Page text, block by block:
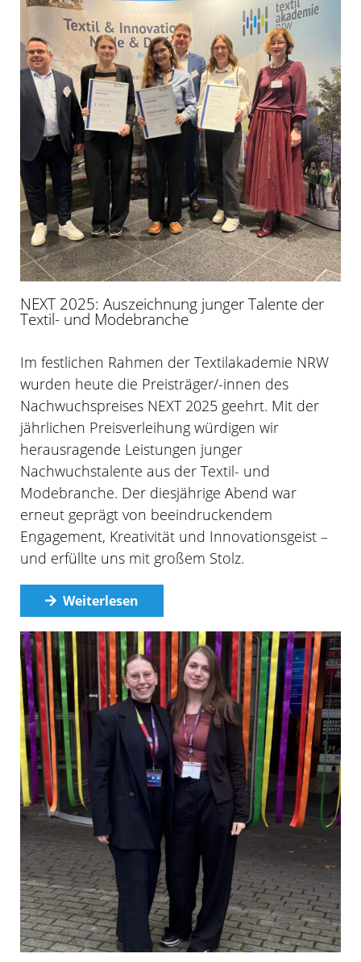
NEXT 2025: Auszeichnung junger Talente der
Textil- und Modebranche
Im festlichen Rahmen der Textilakademie NRW
wurden heute die Preisträger/-innen des
Nachwuchspreises NEXT 2025 geehrt. Mit der
jährlichen Preisverleihung würdigen wir
herausragende Leistungen junger
Nachwuchstalente aus der Textil- und
Modebranche. Der diesjährige Abend war
erneut geprägt von beeindruckendem
Engagement, Kreativität und Innovationsgeist –
und erfüllte uns mit großem Stolz.
Weiterlesen